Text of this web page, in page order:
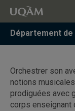
Accéder
recherche
Accéder
menu
pricipal
Accéder
zone
Département de
Orchestrer son
notions
prodiguées avec
corps enseignant